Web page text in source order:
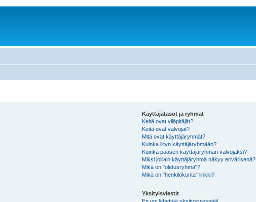
Käyttäjätasot ja ryhmät
Keitä ovat ylläpitäjät?
Keitä ovat valvojat?
Mitä ovat käyttäjäryhmät?
Kuinka liityn käyttäjäryhmään?
Kuinka pääsen käyttäjäryhmän valvojaksi?
Miksi joillain käyttäjäryhmä näkyy erivärisenä?
Mikä on "oletusryhmä"?
Mikä on "henkilökunta" linkki?
Yksityisviestit
En voi lähettää yksitysiviestejä!